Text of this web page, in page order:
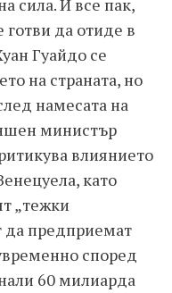
сила. И все пак,
да отиде в
Гуайдо се
на страната, но
намесата на
министър
влиянието
като
„тежки
да предприемат
според
60 милиарда